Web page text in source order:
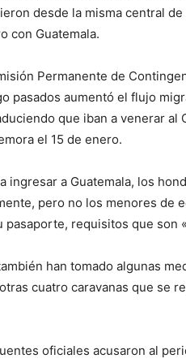
desde la misma central
con Guatemala.
Permanente de
pasados aumentó el flujo
que iban a venerar al
el 15 de enero.
ingresar a Guatemala, los
pero no los menores de
pasaporte, requisitos que son
han tomado algunas
cuatro caravanas que se
oficiales acusaron al